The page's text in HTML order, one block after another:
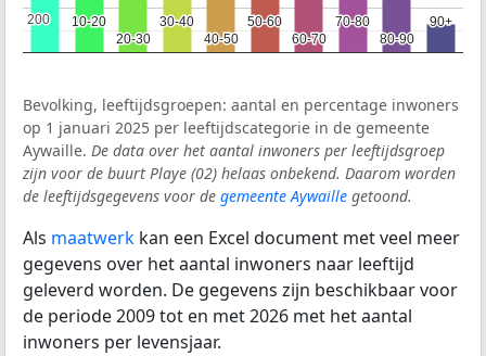
10-20
10-20
20-30
20-30
30-40
30-40
40-50
40-50
50-60
50-60
60-70
60-70
70-80
70-80
80-90
80-90
90+
90+
200
200
Bevolking, leeftijdsgroepen: aantal en percentage inwoners
op 1 januari 2025 per leeftijdscategorie in de gemeente
Aywaille. De data over het aantal inwoners per leeftijdsgroep
zijn voor de buurt Playe (02) helaas onbekend. Daarom worden
de leeftijdsgegevens voor de gemeente Aywaille getoond.
Als maatwerk kan een Excel document met veel meer
gegevens over het aantal inwoners naar leeftijd
geleverd worden. De gegevens zijn beschikbaar voor
de periode 2009 tot en met 2026 met het aantal
inwoners per levensjaar.